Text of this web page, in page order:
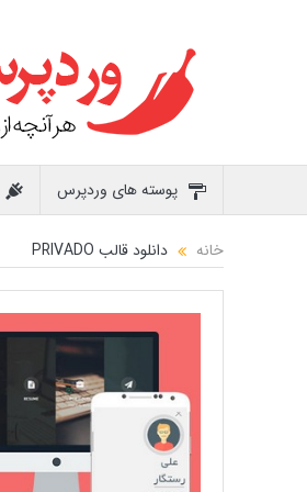
پوسته های وردپرس
خانه دانلود قالب PRIVADO